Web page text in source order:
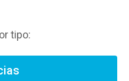
tipo: